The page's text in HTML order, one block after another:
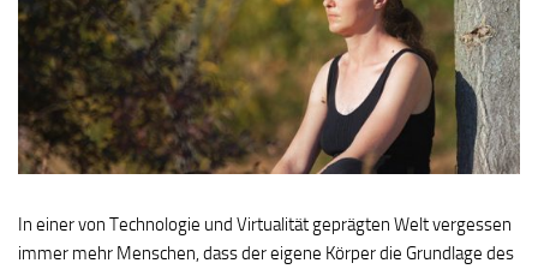
In einer von Technologie und Virtualität geprägten Welt vergessen
immer mehr Menschen, dass der eigene Körper die Grundlage des